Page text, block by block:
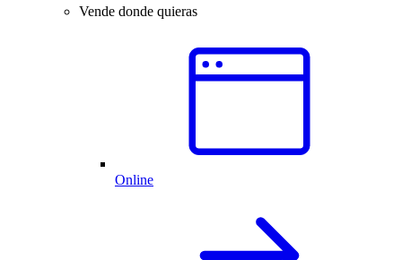
Vende donde quieras
Online